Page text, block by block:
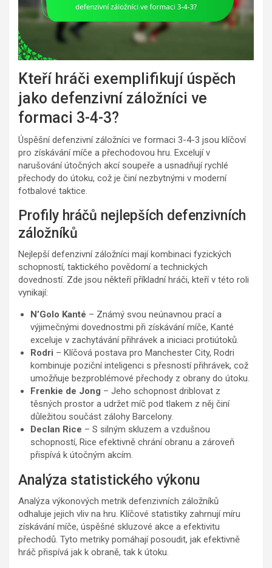
Kteří hráči exemplifikují úspěch
jako defenzivní záložníci ve
formaci 3-4-3?
Úspěšní defenzivní záložníci ve formaci 3-4-3 jsou klíčoví
pro získávání míče a přechodovou hru. Excelují v
narušování útočných akcí soupeře a usnadňují rychlé
přechody do útoku, což je činí nezbytnými v moderní
fotbalové taktice.
Profily hráčů nejlepších defenzivních
záložníků
Nejlepší defenzivní záložníci mají kombinaci fyzických
schopností, taktického povědomí a technických
dovedností. Zde jsou někteří příkladní hráči, kteří v této roli
vynikají:
N’Golo Kanté – Známý svou neúnavnou prací a
výjimečnými dovednostmi při získávání míče, Kanté
exceluje v zachytávání přihrávek a iniciaci protiútoků.
Rodri – Klíčová postava pro Manchester City, Rodri
kombinuje poziční inteligenci s přesností přihrávek, což
umožňuje bezproblémové přechody z obrany do útoku.
Frenkie de Jong – Jeho schopnost driblovat z
těsných prostor a udržet míč pod tlakem z něj činí
důležitou součást zálohy Barcelony.
Declan Rice – S silným skluzem a vzdušnou
schopností, Rice efektivně chrání obranu a zároveň
přispívá k útočným akcím.
Analýza statistického výkonu
Analýza výkonových metrik defenzivních záložníků
odhaluje jejich vliv na hru. Klíčové statistiky zahrnují míru
získávání míče, úspěšné skluzové akce a efektivitu
přechodů. Tyto metriky pomáhají posoudit, jak efektivně
hráč přispívá jak k obraně, tak k útoku.